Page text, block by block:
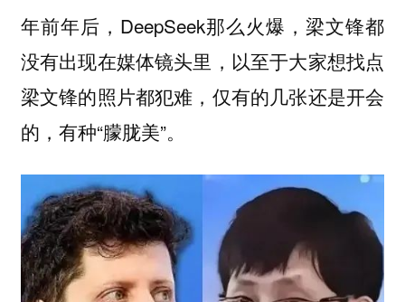
年前年后，DeepSeek那么火爆，梁文锋都
没有出现在媒体镜头里，以至于大家想找点
梁文锋的照片都犯难，仅有的几张还是开会
的，有种“朦胧美”。